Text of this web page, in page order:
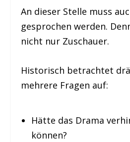
An dieser Stelle muss
gesprochen werden.
nicht nur Zuschauer.
Historisch betrachtet
mehrere Fragen auf:
Hätte das Drama
können?